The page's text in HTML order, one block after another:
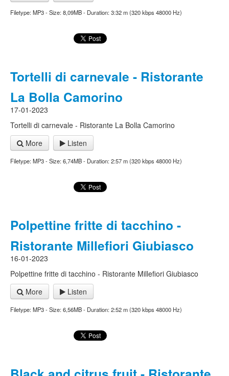
Filetype: MP3 - Size: 8,09MB - Duration: 3:32 m (320 kbps 48000 Hz)
Tortelli di carnevale - Ristorante
La Bolla Camorino
17-01-2023
Tortelli di carnevale - Ristorante La Bolla Camorino
More
Listen
Filetype: MP3 - Size: 6,74MB - Duration: 2:57 m (320 kbps 48000 Hz)
Polpettine fritte di tacchino -
Ristorante Millefiori Giubiasco
16-01-2023
Polpettine fritte di tacchino - Ristorante Millefiori Giubiasco
More
Listen
Filetype: MP3 - Size: 6,56MB - Duration: 2:52 m (320 kbps 48000 Hz)